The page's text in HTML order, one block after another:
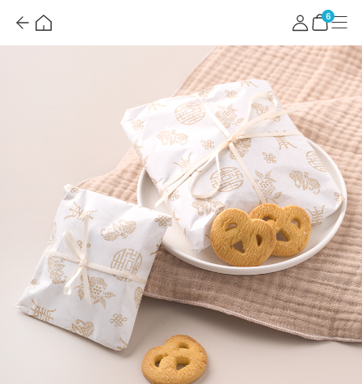
기
이
장
바
구
니
6